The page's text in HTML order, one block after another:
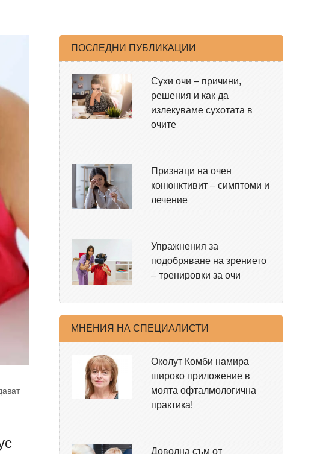
ПОСЛЕДНИ ПУБЛИКАЦИИ
Сухи очи – причини,
решения и как да
излекуваме сухотата в
очите
Признаци на очен
конюнктивит – симптоми и
лечение
Упражнения за
подобряване на зрението
– тренировки за очи
МНЕНИЯ НА СПЕЦИАЛИСТИ
Околут Комби намира
широко приложение в
моята офталмологична
практика!
Доволна съм от